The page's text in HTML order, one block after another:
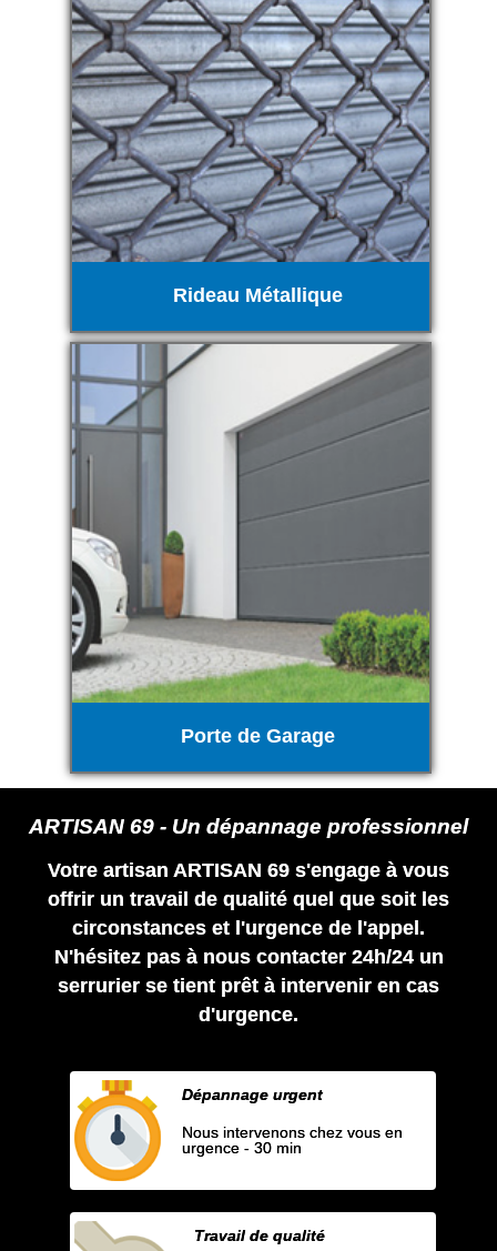
Rideau Métallique
Porte de Garage
ARTISAN 69 - Un dépannage professionnel
Votre artisan ARTISAN 69 s'engage à vous
offrir un travail de qualité quel que soit les
circonstances et l'urgence de l'appel.
N'hésitez pas à nous contacter 24h/24 un
serrurier se tient prêt à intervenir en cas
d'urgence.
Dépannage urgent
Nous intervenons chez vous en
urgence - 30 min
Travail de qualité